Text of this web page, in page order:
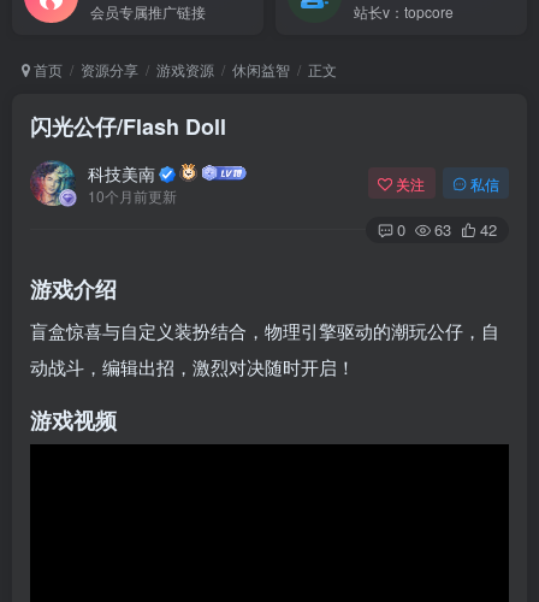
软件 Linux软件
会员专属推广链接
站长v：topcore
首页 资源分享 游戏资源 休闲益智 正文
闪光公仔/Flash Doll
科技美南
10个月前更新
关注 私信
0 63 42
游戏介绍
盲盒惊喜与自定义装扮结合，物理引擎驱动的潮玩公仔，自
动战斗，编辑出招，激烈对决随时开启！
游戏视频